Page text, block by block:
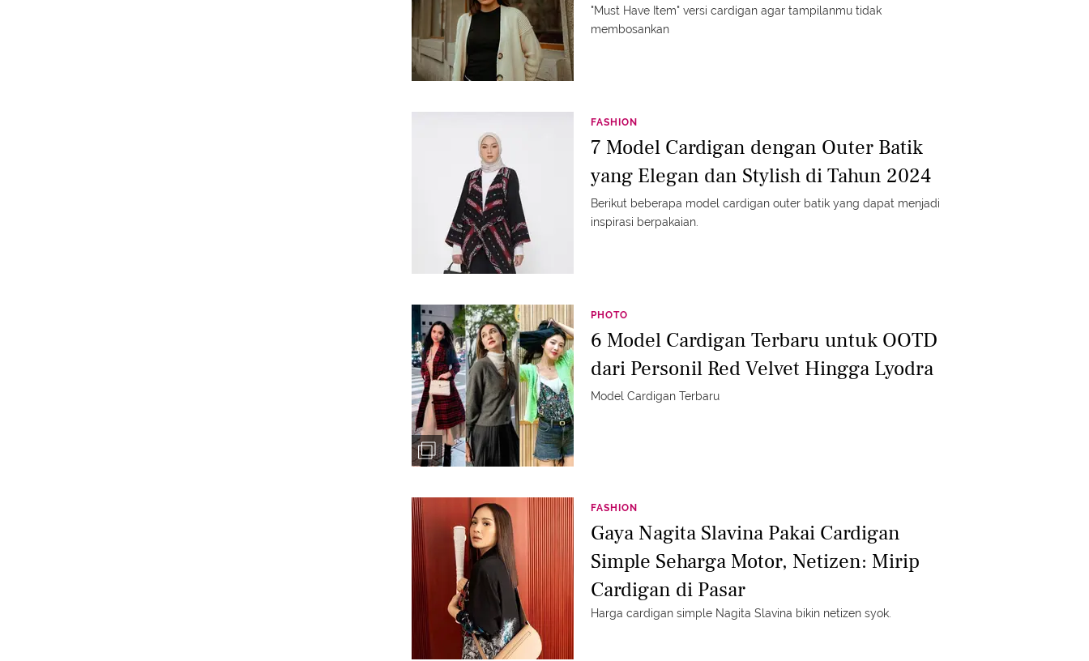
"Must Have Item" versi cardigan agar tampilanmu tidak
membosankan
FASHION
7 Model Cardigan dengan Outer Batik
yang Elegan dan Stylish di Tahun 2024
Berikut beberapa model cardigan outer batik yang dapat menjadi
inspirasi berpakaian.
PHOTO
6 Model Cardigan Terbaru untuk OOTD
dari Personil Red Velvet Hingga Lyodra
Model Cardigan Terbaru
FASHION
Gaya Nagita Slavina Pakai Cardigan
Simple Seharga Motor, Netizen: Mirip
Cardigan di Pasar
Harga cardigan simple Nagita Slavina bikin netizen syok.